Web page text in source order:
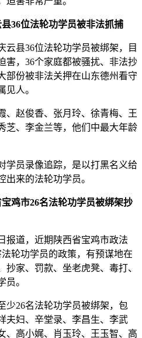
36位法轮功学员被非法抓捕
云县36位法轮功学员被绑架，目
害，36个家庭都被骚扰、非法抄
部份被非法关押在山东德州看守
见人。
、赵俊香、张月玲、徐青梅、王
芝、李金兰等，他们中最大年龄
学员录像追踪，是以打黑名义给
出来的法轮功学员。
鸡市26名法轮功学员被绑架抄
报道，近期陕西省宝鸡市政法
轮功学员的政策，有预谋地在
家、罚款、坐老虎凳、毒打、
员。
少26名法轮功学员被绑架，包
夫妇、辛堂录、李昌生、李武
、高小娓、肖玉玲、王玉智、高